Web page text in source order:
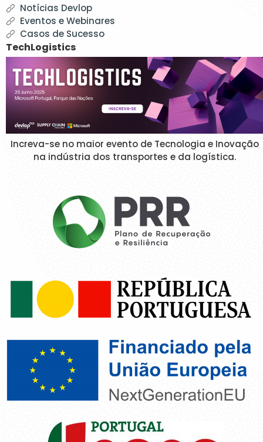
Notícias Devlop
Eventos e Webinares
Casos de Sucesso
TechLogistics
Increva-se no maior evento de Tecnologia e Inovação
na indústria dos transportes e da logística.